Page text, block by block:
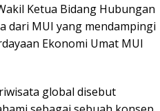
Ketua Bidang Hubungan
dari MUI yang mendampingi
Ekonomi Umat MUI
global disebut